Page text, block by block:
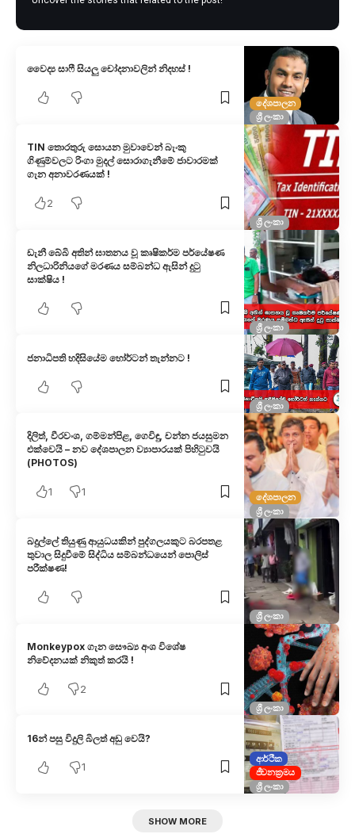
දේශපාලන
ශ්‍රී ලංකා
වෛද්‍ය සාෆී සියලු චෝදනාවලින් නිදහස් !
ශ්‍රී ලංකා
TIN තොරතුරු සොයන මුවාවෙන් බැංකු
ගිණුම්වලට රිංගා මුදල් සොරාගැනීමේ ජාවාරමක්
ගැන අනාවරණයක් !
2
ශ්‍රී ලංකා
ඩැනී බේබි අතින් ඝාතනය වූ කෘෂිකර්ම පර්යේෂණ
නිලධාරිනියගේ මරණය සම්බන්ධ ඇසින් දුටු
සාක්ෂිය !
ශ්‍රී ලංකා
ජනාධිපති හදිසියේම හෝර්ටන් තැන්නට !
දේශපාලන
ශ්‍රී ලංකා
දිලිත්, වීරවංශ, ගම්මන්පිළ, ගෙවිඳු, චන්න ජයසුමන
එක්වෙයි – නව දේශපාලන ව්‍යාපාරයක් පිහිටුවයි
(PHOTOS)
1 1
ශ්‍රී ලංකා
බදුල්ලේ තියුණු ආයුධයකින් පුද්ගලයකුට බරපතළ
තුවාල සිදුවීමේ සිද්ධිය සම්බන්ධයෙන් පොලිස්
පරීක්ෂණ!
ශ්‍රී ලංකා
Monkeypox ගැන සෞඛ්‍ය අංශ විශේෂ
නිවේදනයක් නිකුත් කරයි !
2
ආර්ථික
ජීවනක්‍රමය
ශ්‍රී ලංකා
16න් පසු විදුලි බිලත් අඩු වෙයි?
1
SHOW MORE